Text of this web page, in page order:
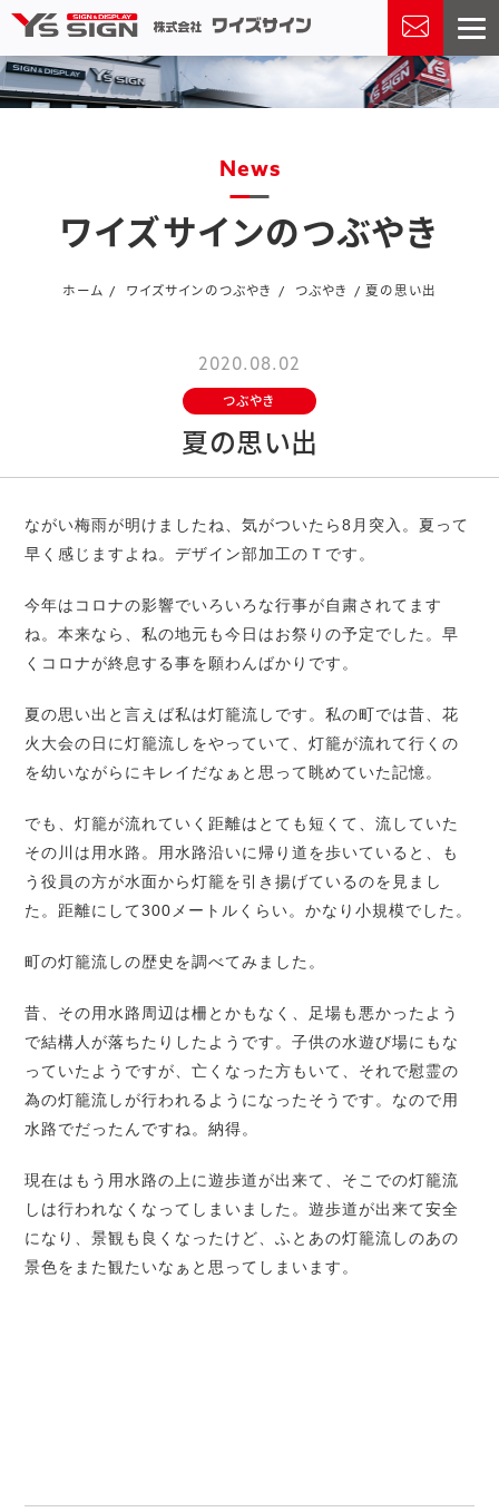
news
ワイズサインのつぶやき
ホーム ワイズサインのつぶやき つぶやき 夏の思い出
2020.08.02
つぶやき
夏の思い出
ながい梅雨が明けましたね、気がついたら8月突入。夏って
早く感じますよね。デザイン部加工のＴです。
今年はコロナの影響でいろいろな行事が自粛されてます
ね。本来なら、私の地元も今日はお祭りの予定でした。早
くコロナが終息する事を願わんばかりです。
夏の思い出と言えば私は灯籠流しです。私の町では昔、花
火大会の日に灯籠流しをやっていて、灯籠が流れて行くの
を幼いながらにキレイだなぁと思って眺めていた記憶。
でも、灯籠が流れていく距離はとても短くて、流していた
その川は用水路。用水路沿いに帰り道を歩いていると、も
う役員の方が水面から灯籠を引き揚げているのを見まし
た。距離にして300メートルくらい。かなり小規模でした。
町の灯籠流しの歴史を調べてみました。
昔、その用水路周辺は柵とかもなく、足場も悪かったよう
で結構人が落ちたりしたようです。子供の水遊び場にもな
っていたようですが、亡くなった方もいて、それで慰霊の
為の灯籠流しが行われるようになったそうです。なので用
水路でだったんですね。納得。
現在はもう用水路の上に遊歩道が出来て、そこでの灯籠流
しは行われなくなってしまいました。遊歩道が出来て安全
になり、景観も良くなったけど、ふとあの灯籠流しのあの
景色をまた観たいなぁと思ってしまいます。